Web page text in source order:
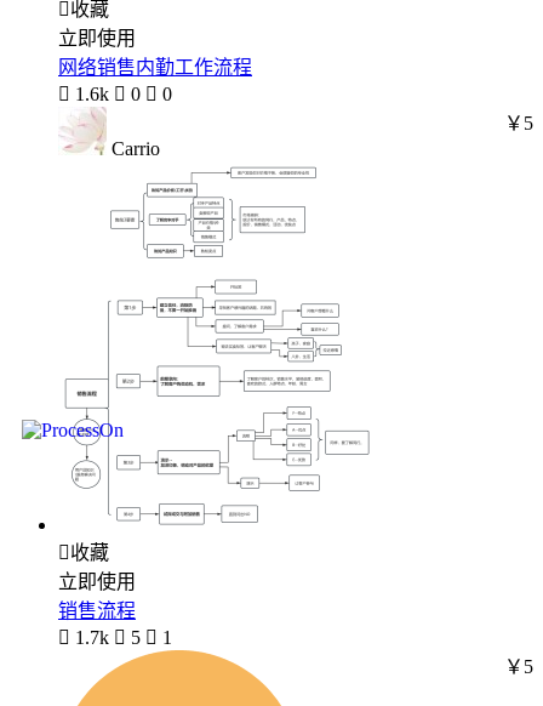
收藏
立即使用
网络销售内勤工作流程
 1.6k  0  0
Carrio
￥5
收藏
立即使用
销售流程
 1.7k  5  1
￥5